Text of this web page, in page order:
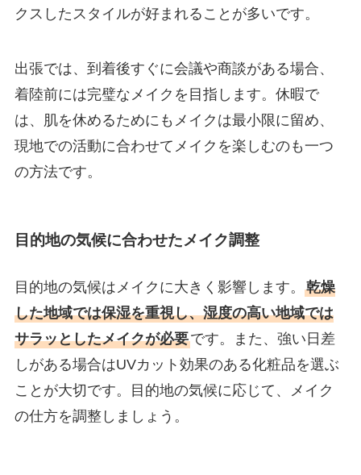
クスしたスタイルが好まれることが多いです。
出張では、到着後すぐに会議や商談がある場合、
着陸前には完璧なメイクを目指します。休暇で
は、肌を休めるためにもメイクは最小限に留め、
現地での活動に合わせてメイクを楽しむのも一つ
の方法です。
目的地の気候に合わせたメイク調整
目的地の気候はメイクに大きく影響します。 乾燥
した地域では保湿を重視し、湿度の高い地域では
サラッとしたメイクが必要です。また、強い日差
しがある場合はUVカット効果のある化粧品を選ぶ
ことが大切です。目的地の気候に応じて、メイク
の仕方を調整しましょう。